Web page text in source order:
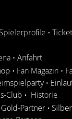
Spielerprofile •
• Anfahrt
• Fan Magazin •
•
Club • Historie
Gold-Partner •